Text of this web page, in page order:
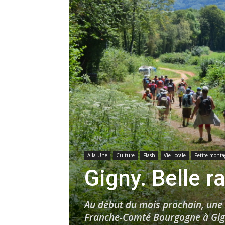
A la Une Culture Flash Vie Locale Petite
Gigny. Belle
Au début du mois prochain,
Franche-Comté Bourgogne à